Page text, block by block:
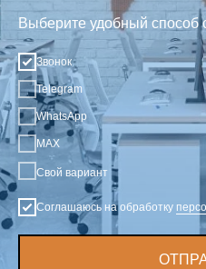
Выберите удобный способ
Звонок
Telegram
WhatsApp
MAX
Свой вариант
Соглашаюсь на обработку